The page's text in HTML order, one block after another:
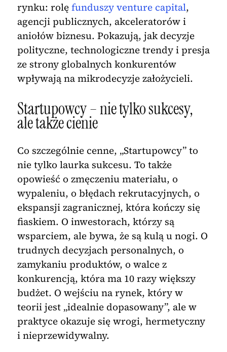
rynku: rolęfunduszy venture capital,
agencji publicznych, akceleratorów i
aniołów biznesu. Pokazują, jak decyzje
polityczne, technologiczne trendy i presja
ze strony globalnych konkurentów
wpływają na mikrodecyzje założycieli.
Startupowcy – nie tylko sukcesy,
ale także cienie
Co szczególnie cenne, „Startupowcy” to
nie tylko laurka sukcesu. To także
opowieść o zmęczeniu materiału, o
wypaleniu, o błędach rekrutacyjnych, o
ekspansji zagranicznej, która kończy się
fiaskiem. O inwestorach, którzy są
wsparciem, ale bywa, że są kulą u nogi. O
trudnych decyzjach personalnych, o
zamykaniu produktów, o walce z
konkurencją, która ma 10 razy większy
budżet. O wejściu na rynek, który w
teorii jest „idealnie dopasowany”, ale w
praktyce okazuje się wrogi, hermetyczny
i nieprzewidywalny.